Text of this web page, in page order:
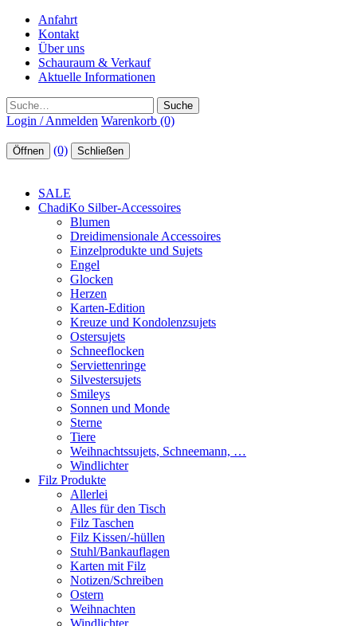
Anfahrt
Kontakt
Über uns
Schauraum & Verkauf
Aktuelle Informationen
Suche
Login / Anmelden Warenkorb (0)
Öffnen (0) Schließen
SALE
ChadiKo Silber-Accessoires
Blumen
Dreidimensionale Accessoires
Einzelprodukte und Sujets
Engel
Glocken
Herzen
Karten-Edition
Kreuze und Kondolenzsujets
Ostersujets
Schneeflocken
Serviettenringe
Silvestersujets
Smileys
Sonnen und Monde
Sterne
Tiere
Weihnachtssujets, Schneemann, …
Windlichter
Filz Produkte
Allerlei
Alles für den Tisch
Filz Taschen
Filz Kissen/-hüllen
Stuhl/Bankauflagen
Karten mit Filz
Notizen/Schreiben
Ostern
Weihnachten
Windlichter